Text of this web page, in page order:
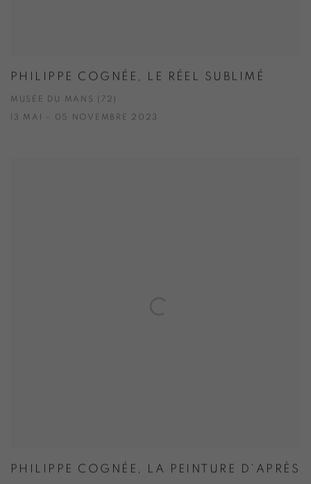
PHILIPPE COGNÉE, LE RÉEL SUBLIMÉ
MUSÉE DU MANS (72)
13 MAI - 05 NOVEMBRE 2023
PHILIPPE COGNÉE, LA PEINTURE D’APRÈS